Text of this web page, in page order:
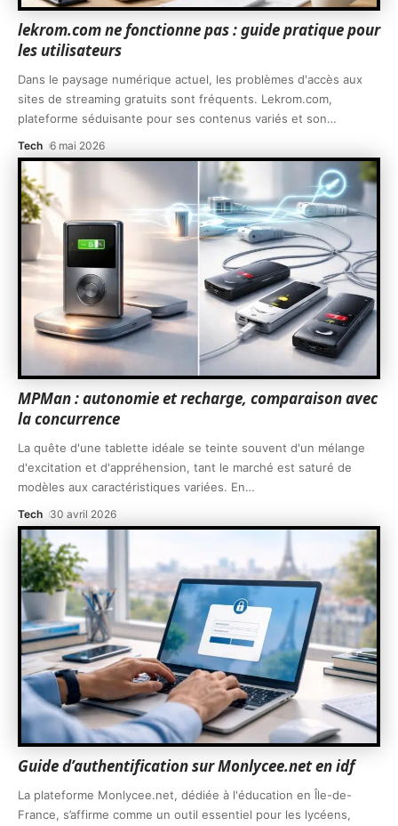
lekrom.com ne fonctionne pas : guide pratique pour
les utilisateurs
Dans le paysage numérique actuel, les problèmes d'accès aux
sites de streaming gratuits sont fréquents. Lekrom.com,
plateforme séduisante pour ses contenus variés et son…
Tech 6 mai 2026
MPMan : autonomie et recharge, comparaison avec
la concurrence
La quête d'une tablette idéale se teinte souvent d'un mélange
d'excitation et d'appréhension, tant le marché est saturé de
modèles aux caractéristiques variées. En…
Tech 30 avril 2026
Guide d’authentification sur Monlycee.net en idf
La plateforme Monlycee.net, dédiée à l'éducation en Île-de-
France, s’affirme comme un outil essentiel pour les lycéens,